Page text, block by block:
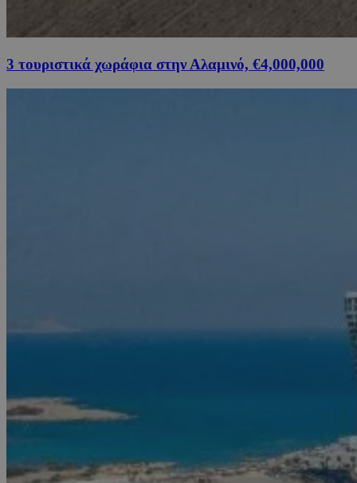
3 τουριστικά χωράφια στην Αλαμινό, €4,000,000